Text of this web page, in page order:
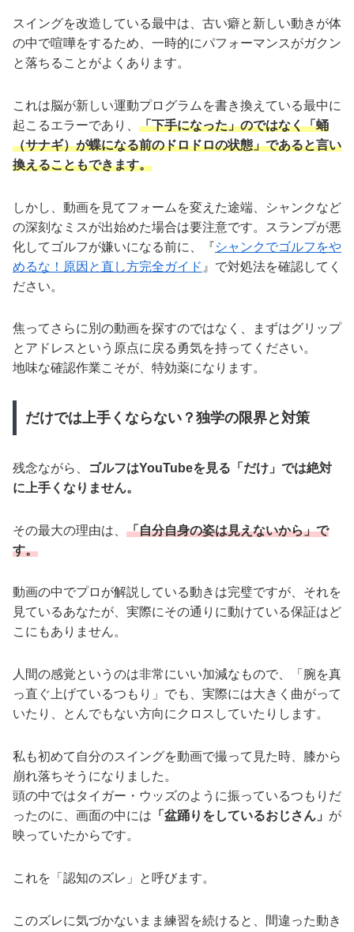
スイングを改造している最中は、古い癖と新しい動きが体
の中で喧嘩をするため、一時的にパフォーマンスがガクン
と落ちることがよくあります。
これは脳が新しい運動プログラムを書き換えている最中に
起こるエラーであり、 「下手になった」のではなく「蛹
（サナギ）が蝶になる前のドロドロの状態」であると言い
換えることもできます。
しかし、動画を見てフォームを変えた途端、シャンクなど
の深刻なミスが出始めた場合は要注意です。スランプが悪
化してゴルフが嫌いになる前に、『シャンクでゴルフをや
めるな！原因と直し方完全ガイド 』で対処法を確認してく
ださい。
焦ってさらに別の動画を探すのではなく、まずはグリップ
とアドレスという原点に戻る勇気を持ってください。
地味な確認作業こそが、特効薬になります。
だけでは上手くならない？独学の限界と対策
残念ながら、
ゴルフはYouTubeを見る「だけ」では絶対
に上手くなりません。
その最大の理由は、 「自分自身の姿は見えないから」で
す。
動画の中でプロが解説している動きは完璧ですが、それを
見ているあなたが、実際にその通りに動けている保証はど
こにもありません。
人間の感覚というのは非常にいい加減なもので、「腕を真
っ直ぐ上げているつもり」でも、実際には大きく曲がって
いたり、とんでもない方向にクロスしていたりします。
私も初めて自分のスイングを動画で撮って見た時、膝から
崩れ落ちそうになりました。
頭の中ではタイガー・ウッズのように振っているつもりだ
ったのに、画面の中には 「盆踊りをしているおじさん」 が
映っていたからです。
これを「認知のズレ」と呼びます。
このズレに気づかないまま練習を続けると、間違った動き